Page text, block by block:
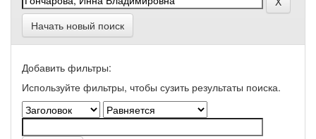
Начать новый поиск
Добавить фильтры:
Используйте фильтры, чтобы сузить результаты поиска.